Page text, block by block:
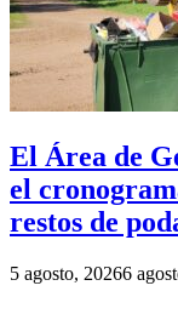
El Área de
el
restos de
5 agosto, 20266